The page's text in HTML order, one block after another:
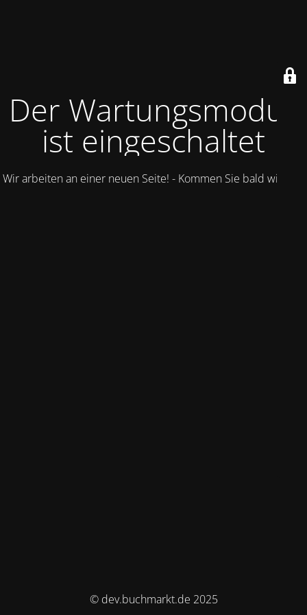
Der Wartungsmodus
ist eingeschaltet
Wir arbeiten an einer neuen Seite! - Kommen Sie bald wieder.
© dev.buchmarkt.de 2025